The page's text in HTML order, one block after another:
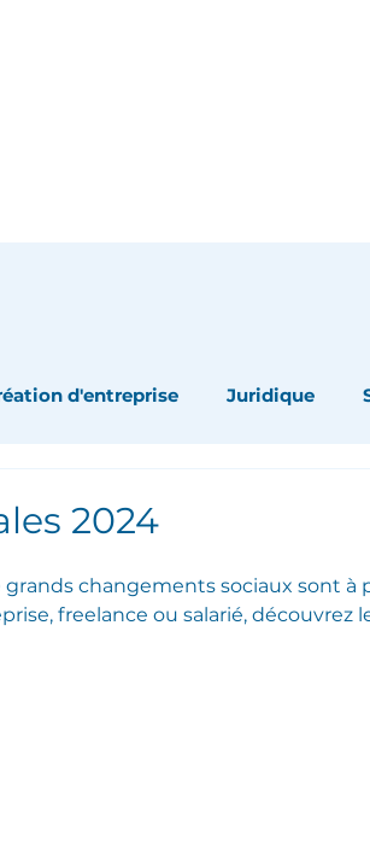
d'entreprise Juridique
2024
changements sociaux sont à
freelance ou salarié, découvrez